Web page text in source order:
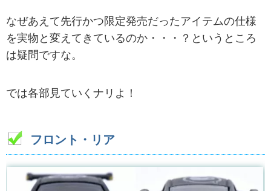
なぜあえて先行かつ限定発売だったアイテムの仕様
を実物と変えてきているのか・・・？というところ
は疑問ですな。
では各部見ていくナリよ！
フロント・リア